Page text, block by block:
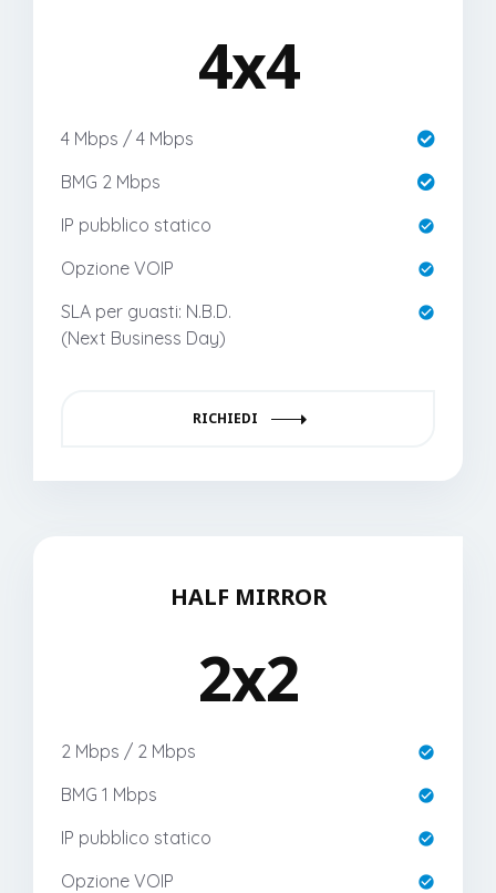
4x4
4 Mbps / 4 Mbps
BMG 2 Mbps
IP pubblico statico
Opzione VOIP
SLA per guasti: N.B.D.
(Next Business Day)
RICHIEDI
HALF MIRROR
2x2
2 Mbps / 2 Mbps
BMG 1 Mbps
IP pubblico statico
Opzione VOIP